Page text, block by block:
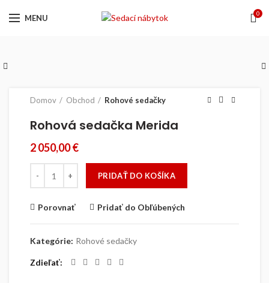
MENU 0
Domov Obchod Rohové sedačky
Rohová sedačka Merida
2 050,00€
množstvo Rohová sedačka Merida
PRIDAŤ DO KOŠÍKA
Porovnať Pridať do Obľúbených
Kategórie: Rohové sedačky
Zdieľať